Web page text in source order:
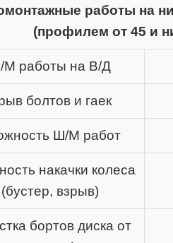
работы на
(профилем от 45 и
работы на В/Д
болтов и гаек
Ш/М работ
накачки колеса
(бустер, взрыв)
бортов диска от